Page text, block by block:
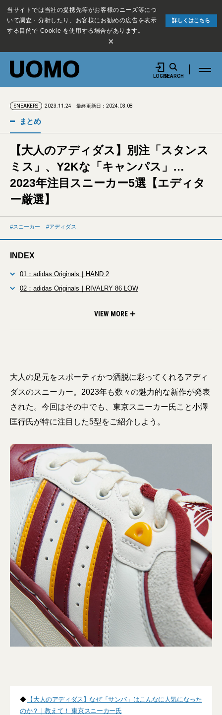
当サイトでは当社の提携先等がお客様のニーズ等につ
いて調査・分析したり、お客様にお勧めの広告を表示
する目的で Cookie を使用する場合があります。
詳しくはこちら
×
LOGINSEARCH
SNEAKERS 2023.11.24 最終更新日：2024.03.08
まとめ
【大人のアディダス】別注「スタンス
ミス」、Y2Kな「キャンパス」…
2023年注目スニーカー5選【エディタ
ー厳選】
スニーカー アディダス
INDEX
01：adidas Originals｜HAND 2
02：adidas Originals｜RIVALRY 86 LOW
VIEW MORE
大人の足元をスポーティかつ洒脱に彩ってくれるアディ
ダスのスニーカー。2023年も数々の魅力的な新作が発表
された。今回はその中でも、東京スニーカー氏こと小澤
匡行氏が特に注目した5型をご紹介しよう。
◆ 【大人のアディダス】なぜ「サンバ」はこんなに人気になった
のか？｜教えて！ 東京スニーカー氏